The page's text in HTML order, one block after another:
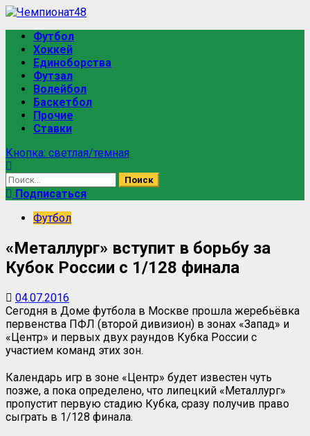
Перейти
содержимому
Основное
меню
Футбол
Хоккей
Единоборства
Футзал
Волейбол
Баскетбол
Прочие
Ставки
Кнопка: светлая/темная
Найти:
Подписаться
Футбол
«Металлург» вступит в борьбу за
Кубок России с 1/128 финала
04.07.2016
Сегодня в Доме футбола в Москве прошла жеребьёвка
первенства ПФЛ (второй дивизион) в зонах «Запад» и
«Центр» и первых двух раундов Кубка России с
участием команд этих зон.
Календарь игр в зоне «Центр» будет известен чуть
позже, а пока определено, что липецкий «Металлург»
пропустит первую стадию Кубка, сразу получив право
сыграть в 1/128 финала.